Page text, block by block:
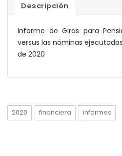
Descripción
Informe de Giros para
versus las nóminas
de 2020
2020 financiera informes